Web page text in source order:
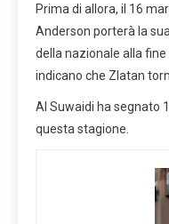
Prima di allora, il 16
Anderson porterà la
della nazionale alla
indicano che Zlatan
Al Suwaidi ha segnato
questa stagione.